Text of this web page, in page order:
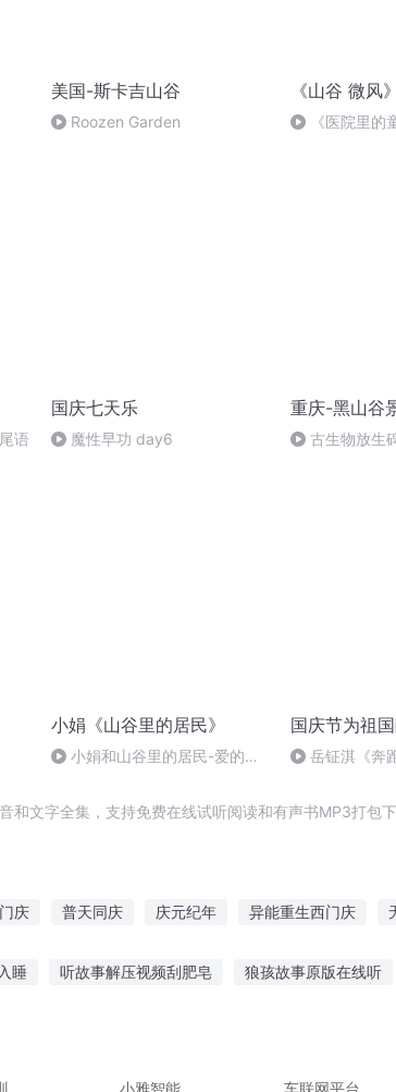
美国-斯卡吉山谷
Roozen Garden
《山谷 微风》
《医院里的
语
国庆七天乐
魔性早功 day6
重庆-黑山谷
古生物放生
小娟《山谷里的居民》
小娟和山谷里的居民-爱的路
国庆节为祖
岳钲淇《奔
文字全集，支持免费在线试听阅读和有声书MP3打包下
庆 普天同庆 庆元纪年 异能重生西门庆
睡 听故事解压视频刮肥皂 狼孩故事原版在线听
小雅智能 车联网平台